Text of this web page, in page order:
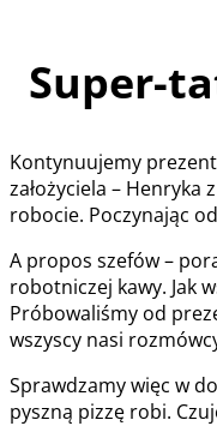
Super-
Kontynuujemy
założyciela –
robocie. Poczynając
A propos szefów –
robotniczej kawy. Jak
Próbowaliśmy od
wszyscy nasi
Sprawdzamy więc w
pyszną pizzę robi.